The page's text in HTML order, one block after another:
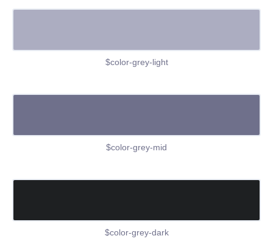
$color-grey-light
$color-grey-mid
$color-grey-dark